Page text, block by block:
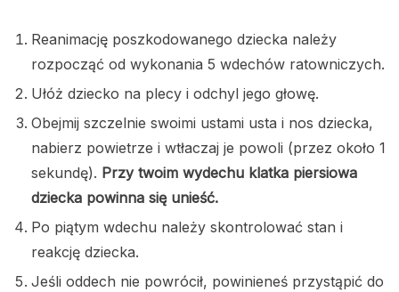
Reanimację poszkodowanego dziecka należy
rozpocząć od wykonania 5 wdechów ratowniczych.
Ułóż dziecko na plecy i odchyl jego głowę.
Obejmij szczelnie swoimi ustami usta i nos dziecka,
nabierz powietrze i wtłaczaj je powoli (przez około 1
sekundę). Przy twoim wydechu klatka piersiowa
dziecka powinna się unieść.
Po piątym wdechu należy skontrolować stan i
reakcję dziecka.
Jeśli oddech nie powrócił, powinieneś przystąpić do